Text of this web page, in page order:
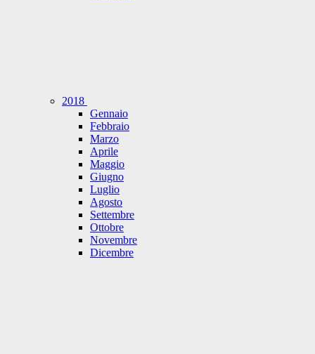
2018
Gennaio
Febbraio
Marzo
Aprile
Maggio
Giugno
Luglio
Agosto
Settembre
Ottobre
Novembre
Dicembre